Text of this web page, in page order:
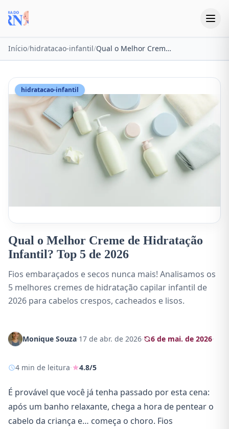
Início/hidratacao-infantil/ Qual o Melhor Creme de Hidratação Infantil? Top 5 de 2026
hidratacao-infantil
Qual o Melhor Creme de Hidratação
Infantil? Top 5 de 2026
Fios embaraçados e secos nunca mais! Analisamos os
5 melhores cremes de hidratação capilar infantil de
2026 para cabelos crespos, cacheados e lisos.
Monique Souza·17 de abr. de 2026· 6 de mai. de 2026·
4 min de leitura· 4.8/5
É provável que você já tenha passado por esta cena:
após um banho relaxante, chega a hora de pentear o
cabelo da criança e… começa o choro. Fios